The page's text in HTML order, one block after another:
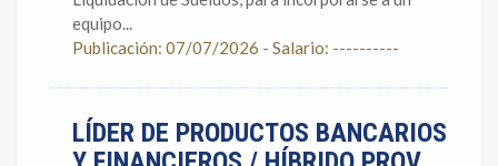
equipo...
Publicación: 07/07/2026 - Salario: ----------
LÍDER DE PRODUCTOS BANCARIOS